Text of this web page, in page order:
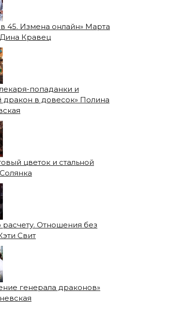
45. Измена онлайн» Марта
Кравец
попаданки и
дракон в довесок» Полина
цветок и стальной
расчету. Отношения без
Свит
генерала драконов»